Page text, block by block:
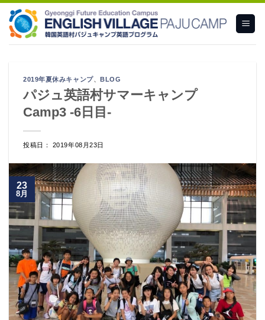
content
2019年夏休みキャンプ、BLOG
パジュ英語村サマーキャンプ
Camp3 -6日目-
投稿日： 2019年08月23日
23
8月